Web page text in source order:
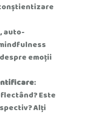
auto-
emoții
:
Este
Alți